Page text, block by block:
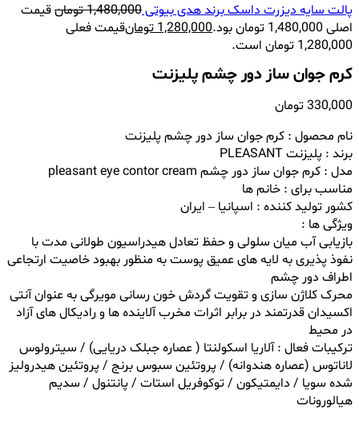
پالت سایه دیزرت داسک برند هدی بیوتی1,480,000تومانقیمت
اصلی 1,480,000 تومان بود.
1,280,000تومانقیمت فعلی
1,280,000 تومان است.
کرم جوان ساز دور چشم پلیزنت
330,000تومان
نام محصول : کرم جوان ساز دور چشم پلیزنت
برند : پلیزنت PLEASANT
مدل : کرم جوان ساز دور چشم pleasant eye contor cream
مناسب برای : خانم ها
کشور تولید کننده : اسپانیا – ایران
ویژگی ها :
بازیابی آب میان سلولی و حفظ تعادل هیدراسیون طولانی مدت با
نفوذ پذیری به لایه های عمیق پوست به منظور بهبود خاصیت ارتجاعی
اطراف دور چشم
محرک کلاژن سازی و تقویت گردش خون رسانی مویرگی به عنوان آنتی
اکسیدان قدرتمند در برابر اثرات مخرب آلاینده ها و رادیکال های آزاد
در محیط
ترکیبات فعال : آلاریا اسکولنتا ( عصاره جبلک دریایی) / سیترولوس
لاناتوس (عصاره هندوانه) / پروتئین سبوس برنج / پروتئین هیدرولیز
شده سویا / دایمتیکون / توکوفریل استات / پانتنول / سدیم
هیالورونات